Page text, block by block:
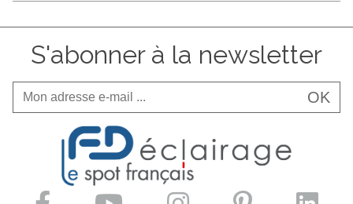
S'abonner à la newsletter
OK